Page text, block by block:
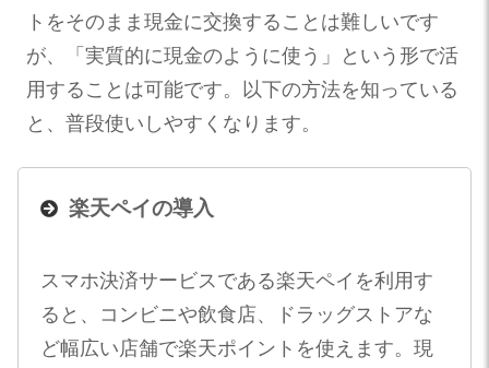
トをそのまま現金に交換することは難しいです
が、「実質的に現金のように使う」という形で活
用することは可能です。以下の方法を知っている
と、普段使いしやすくなります。
楽天ペイの導入
スマホ決済サービスである楽天ペイを利用す
ると、コンビニや飲食店、ドラッグストアな
ど幅広い店舗で楽天ポイントを使えます。現